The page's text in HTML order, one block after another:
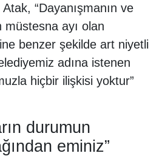
Atak, “Dayanışmanın ve
müstesna ayı olan
benzer şekilde art niyetli
adına istenen
hiçbir ilişkisi yoktur”
durumun
eminiz”